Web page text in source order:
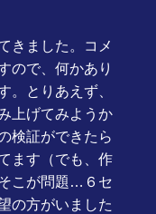
きました。コメ
ので、何かあり
。とりあえず、
上げてみようか
検証ができたら
ます（でも、作
こが問題…６セ
の方がいました